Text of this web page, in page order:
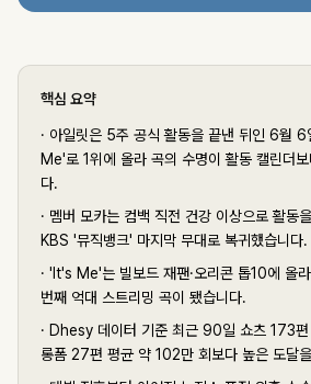
핵심 요약
· 아일릿은 5주 공식 활동을 끝낸 뒤인 6월
Me'로 1위에 올라 곡의 수명이 활동 캘린더보
다.
· 멤버 모카는 컴백 직전 건강 이상으로 활동
KBS '뮤직뱅크' 마지막 무대로 복귀했습니다.
· 'It's Me'는 빌보드 재팬·오리콘 톱10에 올
번째 억대 스트리밍 곡이 됐습니다.
· Dhesy 데이터 기준 최근 90일 쇼츠 173
롱폼 27편 평균 약 102만 회보다 높은 도달